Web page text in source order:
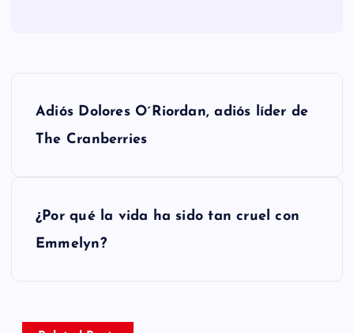
c
Adiós Dolores O´Riordan, adiós líder de
The Cranberries
¿Por qué la vida ha sido tan cruel con
Emmelyn?